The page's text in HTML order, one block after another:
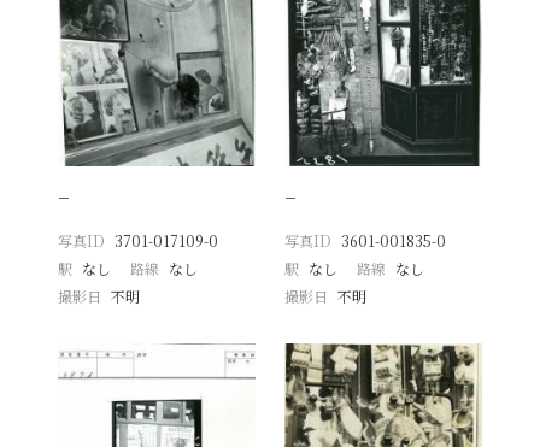
−
写真ID 3701-017109-0
駅 なし 路線 なし
撮影日
不明
−
写真ID 3601-001835-0
駅 なし 路線 なし
撮影日 不明